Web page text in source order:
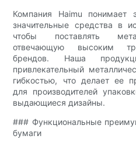
Компания Haimu понимает
значительные средства в
чтобы поставлять
отвечающую высоким
брендов. Наша
привлекательный
гибкостью, что делает ее
для производителей
выдающиеся дизайны.
### Функциональные
бумаги